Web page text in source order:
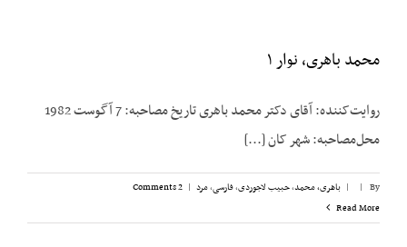
محمد باهری، نوار ۱
روایت‌کننده: آقای دکتر محمد باهری تاریخ مصاحبه: 7 آگوست 1982
محل‌مصاحبه: شهر کان [...]
By
|
| باهری، محمد,حبیب لاجوردی,فارسی,مرد |
2 Comments
Read More